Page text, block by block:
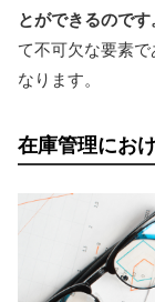
とができるのです
て不可欠な要素
なります。
在庫管理にお